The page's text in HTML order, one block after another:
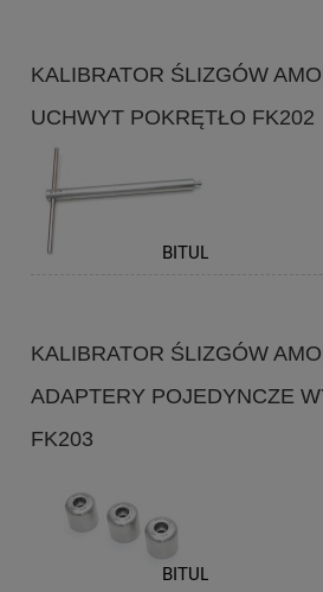
KALIBRATOR ŚLIZGÓW
UCHWYT POKRĘTŁO FK202
KALIBRATOR ŚLIZGÓW
ADAPTERY POJEDYNCZE
FK203